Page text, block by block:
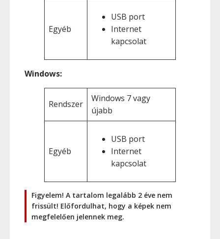
Egyéb
USB port
Internet
kapcsolat
Windows:
Rendszer
Windows 7 vagy
újabb
Egyéb
USB port
Internet
kapcsolat
Figyelem! A tartalom legalább 2 éve nem
frissült! Előfordulhat, hogy a képek nem
megfelelően jelennek meg.